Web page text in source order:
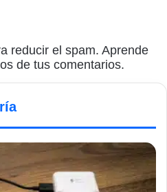
reducir el spam. Aprende
de tus comentarios.